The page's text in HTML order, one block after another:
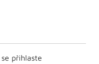
přihlaste